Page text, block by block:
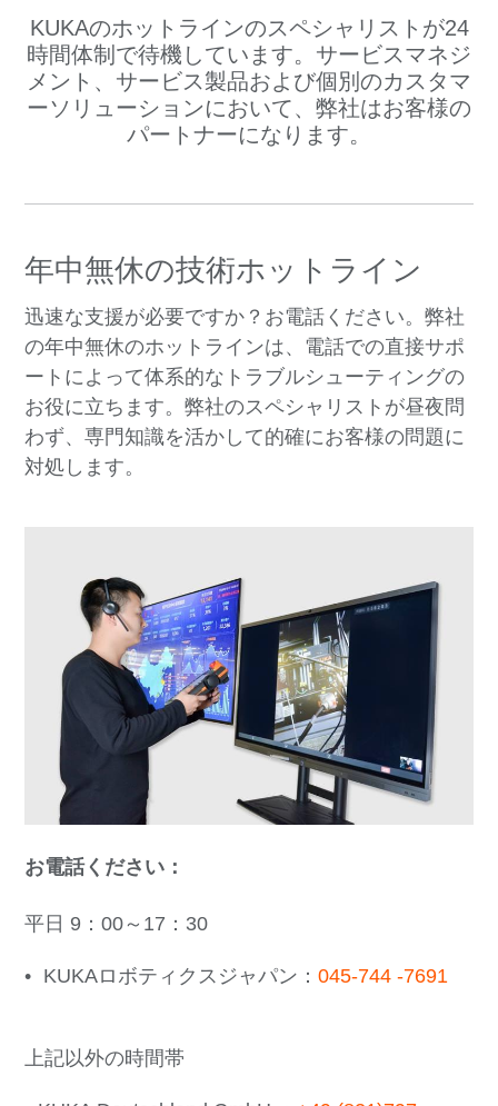
KUKAのホットラインのスペシャリストが24
時間体制で待機しています。サービスマネジ
メント、サービス製品および個別のカスタマ
ーソリューションにおいて、弊社はお客様の
パートナーになります。
年中無休の技術ホットライン
迅速な支援が必要ですか？お電話ください。弊社
の年中無休のホットラインは、電話での直接サポ
ートによって体系的なトラブルシューティングの
お役に立ちます。弊社のスペシャリストが昼夜問
わず、専門知識を活かして的確にお客様の問題に
対処します。
お電話ください：
平日 9：00～17：30
KUKAロボティクスジャパン：045-744 -7691
上記以外の時間帯